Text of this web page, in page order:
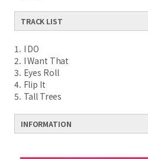
TRACK LIST
1. I DO
2. I Want That
3. Eyes Roll
4. Flip It
5. Tall Trees
INFORMATION